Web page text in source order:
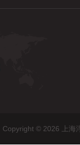
Copyright © 2026 上